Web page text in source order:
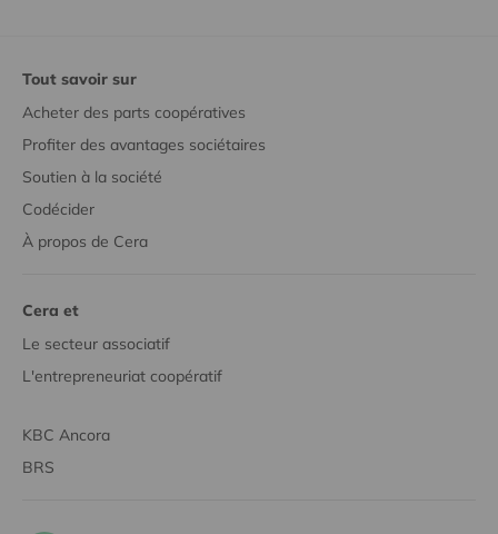
Tout savoir sur
Acheter des parts coopératives
Profiter des avantages sociétaires
Soutien à la société
Codécider
À propos de Cera
Cera et
Le secteur associatif
L'entrepreneuriat coopératif
KBC Ancora
BRS